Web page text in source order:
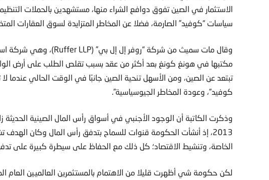
الاستثمار في الصين تفوق دوافع الشراء منها، مستشهدين بالحملات
سياسات “كوفيد” الصارمة، فضلا عن المخاطر المتزايدة لسوق العقارات
مكتبها في هونغ كونغ بعد أكثر من عقد بسبب تقلص الطلب على أرض
تبتعد عن الصين، ومن الأسهل تنحية الصين جانبًا في الوقت الحالي
كوفيد”، وعودة المخاطر الجيوسياسية”.
وذكرت الكاتبة أن الوجود الأجنبي في أسواق رأس المال الصينية
2013، إذ أنشأت الحكومة قنوات للسماح بتدفق رأس المال وكان الهدف
الخاصة، وتنشيط الاقتصاد؛ كل ذلك مع الحفاظ على سيطرة كبيرة على
لكن حكومة شي أظهرت قليلا من الاهتمام بالمستثمرين العالميين العام